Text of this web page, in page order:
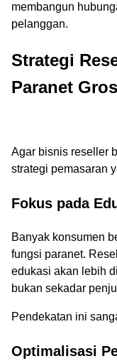
membangun
pelanggan.
Strategi
Paranet
Agar bisnis reseller
strategi pemasaran
Fokus pada
Banyak konsumen
fungsi paranet.
edukasi akan lebih
bukan sekadar
Pendekatan ini
Optimalisasi